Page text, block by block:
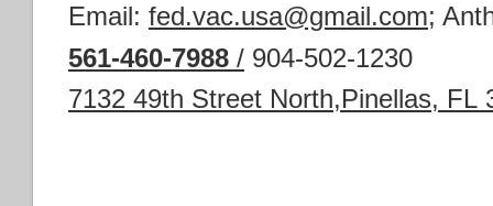
Email: fed.vac.usa@gmail.com;
561-460-7988 / 904-502-1230
7132 49th Street North,Pinellas, FL